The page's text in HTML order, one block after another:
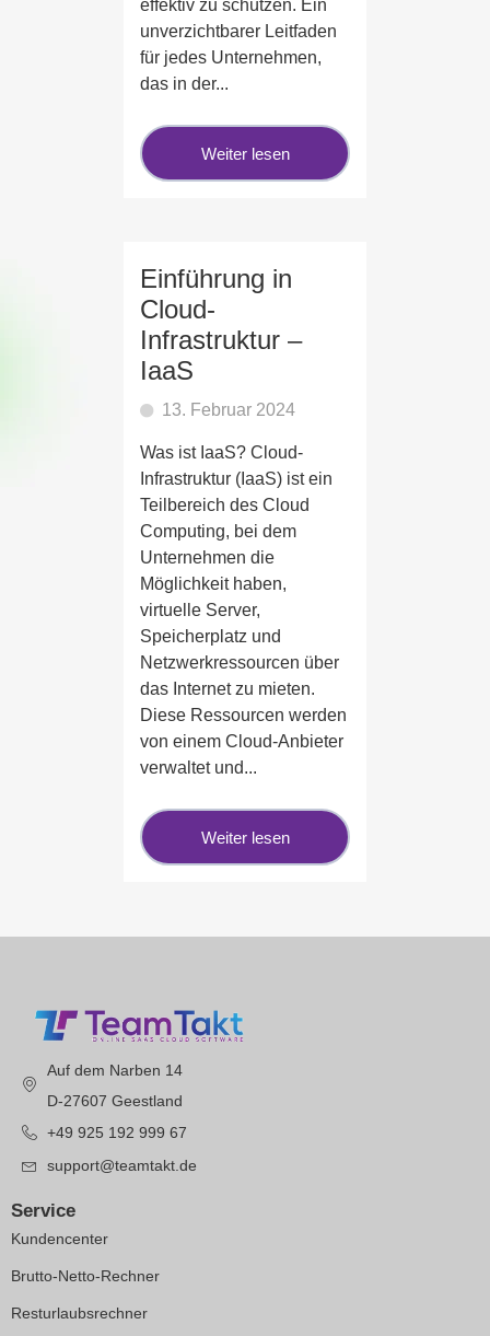
effektiv zu schützen. Ein
unverzichtbarer Leitfaden
für jedes Unternehmen,
das in der...
Weiter lesen
Einführung in
Cloud-
Infrastruktur –
IaaS
13. Februar 2024
Was ist IaaS? Cloud-
Infrastruktur (IaaS) ist ein
Teilbereich des Cloud
Computing, bei dem
Unternehmen die
Möglichkeit haben,
virtuelle Server,
Speicherplatz und
Netzwerkressourcen über
das Internet zu mieten.
Diese Ressourcen werden
von einem Cloud-Anbieter
verwaltet und...
Weiter lesen
Auf dem Narben 14
D-27607 Geestland
+49 925 192 999 67
support@teamtakt.de
Service
Kundencenter
Brutto-Netto-Rechner
Resturlaubsrechner